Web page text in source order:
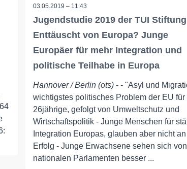
03.05.2019 – 11:43
Jugendstudie 2019 der TUI
Enttäuscht von Europa? Junge
Europäer für mehr Integration und
politische Teilhabe in Europa
Hannover / Berlin (ots)- - "Asyl und
wichtigstes politisches Problem der EU für
26jährige, gefolgt von Umweltschutz und
Wirtschaftspolitik - Junge Menschen für
Integration Europas, glauben aber nicht an
Erfolg - Junge Erwachsene sehen sich von
nationalen Parlamenten besser ...